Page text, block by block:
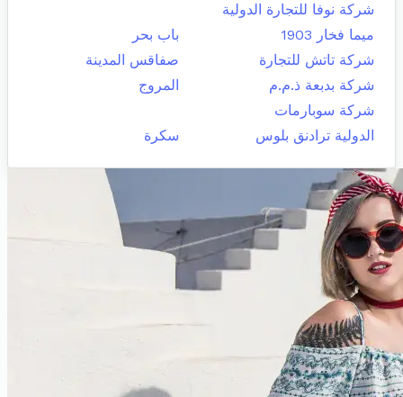
شركة نوفا للتجارة الدولية
ميما فخار 1903
باب بحر
شركة تاتش للتجارة
صفاقس المدينة
شركة بدبعة ذ.م.م
المروج
شركة سوبارمات
الدولية ترادنق بلوس
سكرة